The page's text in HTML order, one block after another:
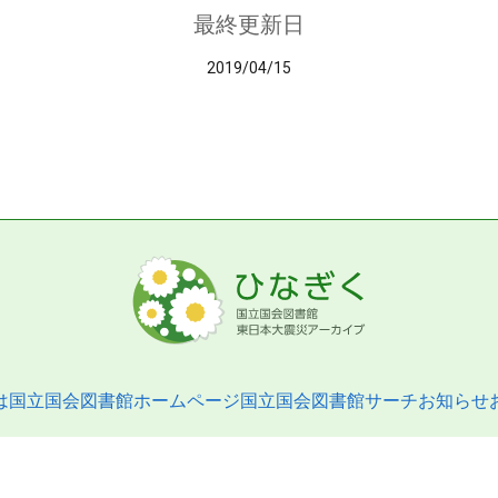
最終更新日
2019/04/15
国立国会図書館ホームページ国立国会図書館サーチお知らせ